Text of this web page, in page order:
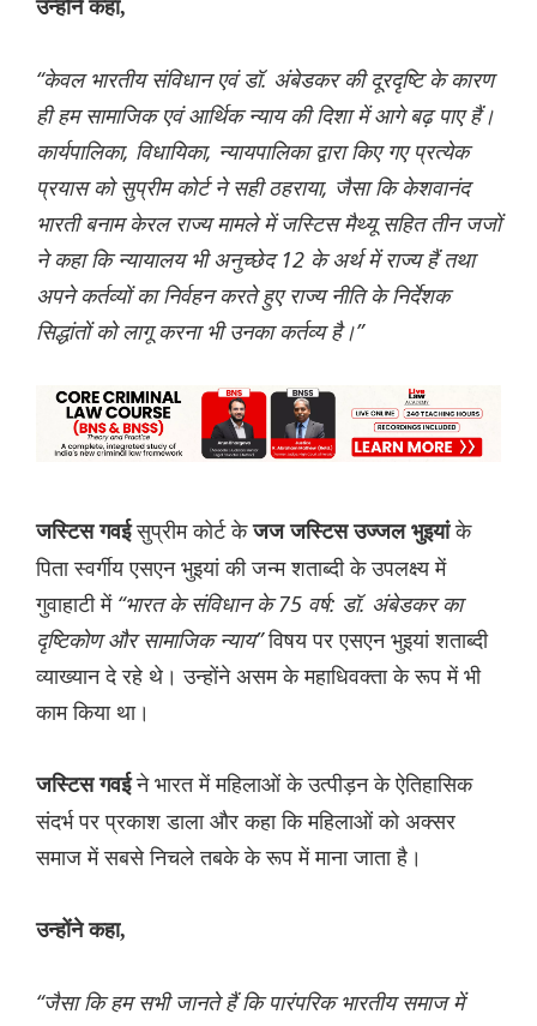
उन्होंने कहा,
“केवल भारतीय संविधान एवं डॉ. अंबेडकर की दूरदृष्टि के कारण
ही हम सामाजिक एवं आर्थिक न्याय की दिशा में आगे बढ़ पाए हैं।
कार्यपालिका, विधायिका, न्यायपालिका द्वारा किए गए प्रत्येक
प्रयास को सुप्रीम कोर्ट ने सही ठहराया, जैसा कि केशवानंद
भारती बनाम केरल राज्य मामले में जस्टिस मैथ्यू सहित तीन जजों
ने कहा कि न्यायालय भी अनुच्छेद 12 के अर्थ में राज्य हैं तथा
अपने कर्तव्यों का निर्वहन करते हुए राज्य नीति के निर्देशक
सिद्धांतों को लागू करना भी उनका कर्तव्य है।”
जस्टिस गवईसुप्रीम कोर्ट केजज जस्टिस उज्जल भुइयांके
पिता स्वर्गीय एसएन भुइयां की जन्म शताब्दी के उपलक्ष्य में
गुवाहाटी में “भारत के संविधान के 75 वर्ष: डॉ. अंबेडकर का
दृष्टिकोण और सामाजिक न्याय”विषय पर एसएन भुइयां शताब्दी
व्याख्यान दे रहे थे। उन्होंने असम के महाधिवक्ता के रूप में भी
काम किया था।
जस्टिस गवईने भारत में महिलाओं के उत्पीड़न के ऐतिहासिक
संदर्भ पर प्रकाश डाला और कहा कि महिलाओं को अक्सर
समाज में सबसे निचले तबके के रूप में माना जाता है।
उन्होंने कहा,
“जैसा कि हम सभी जानते हैं कि पारंपरिक भारतीय समाज में